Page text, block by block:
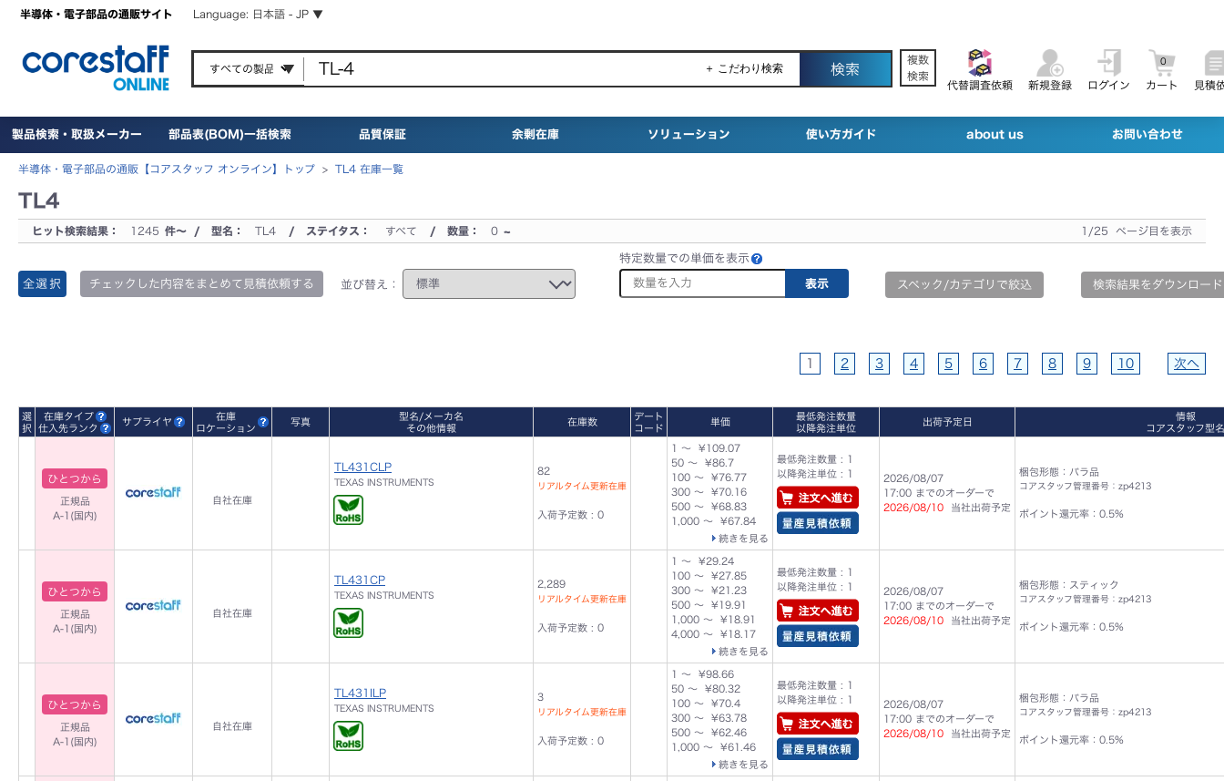
半導体・電子部品の通販サイト Language: 日本語 - JP ▼
＋ こだわり検索
複数
検索
代替調査依頼
新規登録 ログイン カート
0
見積
製品検索・取扱メーカー 部品表(BOM)一括検索 品質保証 余剰在庫 ソリューション 使い方ガイド about us お問い合わせ
半導体・電子部品の通販【コアスタッフ オンライン】トップ > TL4 在庫一覧
TL4
ヒット検索結果： 1245 件～ / 型名： TL4 / ステイタス： すべて / 数量： 0 ~ 1/25 ページ目を表示
全選択 チェックした内容をまとめて見積依頼する 並び替え：
特定数量での単価を表示
スペック/カテゴリで絞込 検索結果をダウンロード
1 2 3 4 5 6 7 8 9 10 次へ
選
択
在庫タイプ
仕入先ランク
サプライヤ
在庫
ロケーション
写真
型名/メーカ名
その他情報
在庫数
デート
コード
単価
最低発注数量
以降発注単位
出荷予定日
情報
コアスタッフ型名
ひとつから
正規品
A-1(国内)
自社在庫
TL431CLP
TEXAS INSTRUMENTS
82
リアルタイム更新在庫
入荷予定数 : 0
1 ～ ¥109.07
50 ～ ¥86.7
100 ～ ¥76.77
300 ～ ¥70.16
500 ～ ¥68.83
1,000 ～ ¥67.84
続きを見る
最低発注数量 : 1
以降発注単位 : 1
2026/08/07
17:00 までのオーダーで
2026/08/10
当社出荷予定
梱包形態：バラ品
コアスタッフ管理番号：zp4213
ポイント還元率：0.5%
ひとつから
正規品
A-1(国内)
自社在庫
TL431CP
TEXAS INSTRUMENTS
2,289
リアルタイム更新在庫
入荷予定数 : 0
1 ～ ¥29.24
100 ～ ¥27.85
300 ～ ¥21.23
500 ～ ¥19.91
1,000 ～ ¥18.91
4,000 ～ ¥18.17
続きを見る
最低発注数量 : 1
以降発注単位 : 1
2026/08/07
17:00 までのオーダーで
2026/08/10
当社出荷予定
梱包形態：スティック
コアスタッフ管理番号：zp4213
ポイント還元率：0.5%
ひとつから
正規品
A-1(国内)
自社在庫
TL431ILP
TEXAS INSTRUMENTS
3
リアルタイム更新在庫
入荷予定数 : 0
1 ～ ¥98.66
50 ～ ¥80.32
100 ～ ¥70.4
300 ～ ¥63.78
500 ～ ¥62.46
1,000 ～ ¥61.46
続きを見る
最低発注数量 : 1
以降発注単位 : 1
2026/08/07
17:00 までのオーダーで
2026/08/10
当社出荷予定
梱包形態：バラ品
コアスタッフ管理番号：zp4213
ポイント還元率：0.5%